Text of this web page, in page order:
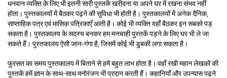
धनवान व्यक्ति के लिए भी इतनी सारी पुस्तकें खरीदना या अपने घर में रखना संभव नहीं
होता। पुस्तकालयों में बैठकर पढ़ने की सुविधा भी होती है। पुस्तकालयों में अनेक दैनिक,
साप्ताहिक पत्र एवं मासिक पत्रिकाएँ आती है। कोई भी व्यक्ति वहाँ बैठकर इन सबको पड़
सकता है। पुस्तकालय के सदस्य बनकर हम मनचाही पुस्तकें पड़ने के लिए घर भी ले जा
सकते हैं। पुस्तकालय ऐसी जान-गंगा है, जिसमें कोई भी डुबकी लगा सकता है।
फुरसत का समय पुस्तकालय में बिताने से हमें बहुत लाभ होता है। वहाँ रखी महान लेखकों की
पुस्तकें हमें ज्ञान के साथ-साथ मनोरंजन भी प्रदान करती हैं। कहानियाँ और उपन्यास पढ़ने